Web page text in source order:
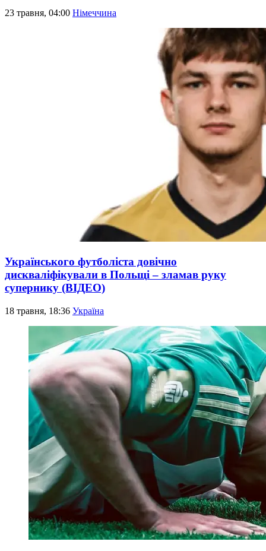
23 травня, 04:00 Німеччина
Українського футболіста довічно
дискваліфікували в Польщі – зламав руку
супернику (ВІДЕО)
18 травня, 18:36 Україна